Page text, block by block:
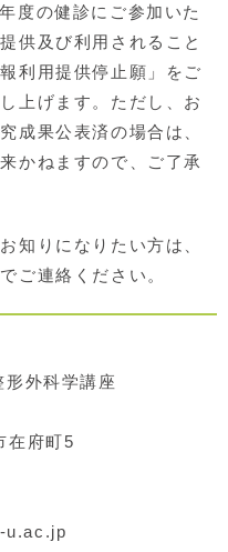
度の健診にご参加いた
供及び利用されること
利用提供停止願」をご
上げます。ただし、お
成果公表済の場合は、
かねますので、ご了承
知りになりたい方は、
ご連絡ください。
外科学講座
在府町5
u.ac.jp